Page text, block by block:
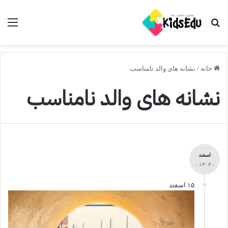
جستجو برای
خانه / نشانه های والد نامناسب
نشانه های والد نامناسب
اسفند
- ۱۴۰۴ -
۱۵ اسفند